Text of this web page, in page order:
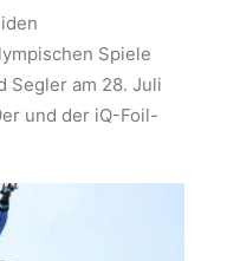
Spiele
Segler am 28. Juli
und der iQ-Foil-